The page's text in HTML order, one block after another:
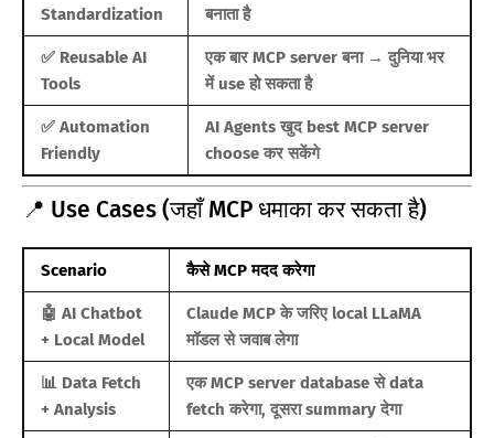
Standardization
बनाता है
✅ Reusable AI
Tools
एक बार MCP server बना → दुनिया भर
में use हो सकता है
✅ Automation
Friendly
AI Agents खुद best MCP server
choose कर सकेंगे
📍 Use Cases (जहाँ MCP धमाका कर सकता है)
Scenario कैसे MCP मदद करेगा
🤖 AI Chatbot
+ Local Model
Claude MCP के जरिए local LLaMA
मॉडल से जवाब लेगा
📊 Data Fetch
+ Analysis
एक MCP server database से data
fetch करेगा, दूसरा summary देगा